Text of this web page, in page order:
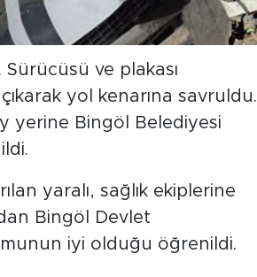
ve plakası
yol kenarına savruldu.
yerine Bingöl Belediyesi
yaralı, sağlık ekiplerine
Bingöl Devlet
iyi olduğu öğrenildi.